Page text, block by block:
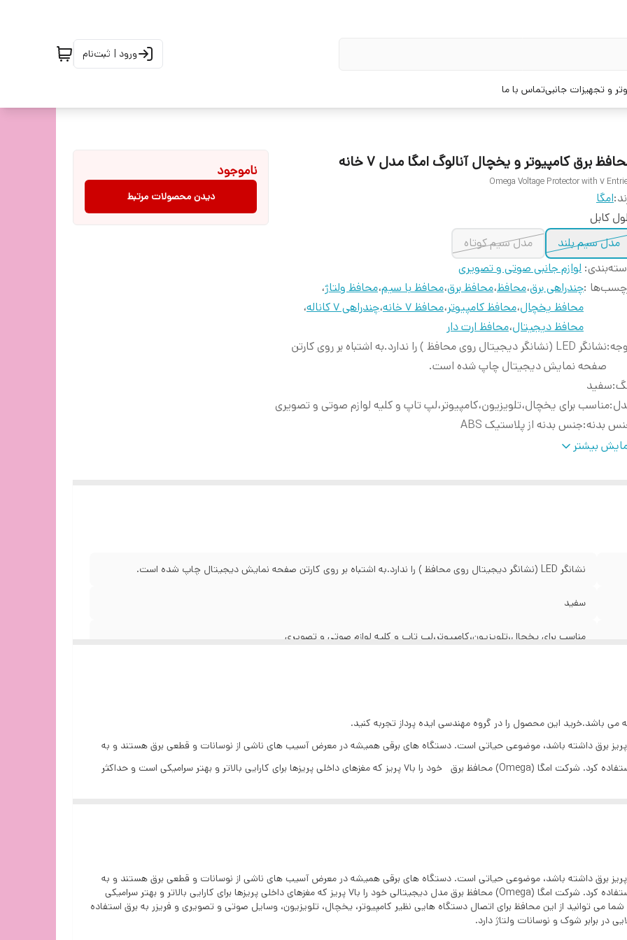
ورود | ثبت‌نام
و تجهیزات جانبیتماس با ما
برق کامپیوتر و یخچال آنالوگ امگا مدل 7 خانه
Omega Voltage Protector with 7
امگا
کابل
مدل سیم بلند
مدل سیم کوتاه
: لوازم جانبی صوتی و تصویری
:چندراهی برق،محافظ،محافظ برق،محافظ با سیم،محافظ ولتاژ،
محافظ یخچال،محافظ کامپیوتر،محافظ 7 خانه ،چندراهی 7 کاناله
،
محافظ دیجیتال،محافظ ارت دار
:
نشانگر LED (نشانگر دیجیتال روی محافظ ) را ندارد.به اشتباه بر روی کارتن
صفحه نمایش دیجیتال چاپ شده است.
:سفید
:مناسب برای یخچال،تلویزیون،کامپیوتر،لپ تاپ و کلیه لوازم صوتی و تصویری
بدنه:جنس بدنه از پلاستیک ABS
پریزها:7 خانه
توضیحات پریز :مغزهای داخلی پریزها برای کارایی بالاتر و بهتر سرامیکی است
سایر قابلیت ها:
بیشتر
ناموجود
دیدن محصولات مرتبط
نشانگر LED (نشانگر دیجیتال روی محافظ ) را ندارد.به اشتباه بر روی کارتن صفحه نمایش دیجیتال چاپ شده است.
سفید
مناسب برای یخچال،تلویزیون،کامپیوتر،لپ تاپ و کلیه لوازم صوتی و تصویری
۲۵۰۰VA
مقاوم در برابر گردوغبار
مغزهای داخلی پریزها برای کارایی بالاتر و بهتر سرامیکی است
برق داشته باشد، موضوعی حیاتی است. دستگاه های برقی همیشه در معرض آسیب های ناشی از نوسانات و قطعی برق هستند و به
همین دلیل باید از یک محافظ مطمئن برای مراقبت از آنها استفاده کرد. شرکت امگا (Omega) محافظ برق خود را با7 پریز که مغزهای داخلی پریزها برای کارایی بالاتر و بهتر سرامیکی است و حداکثر
برق داشته باشد، موضوعی حیاتی است. دستگاه های برقی همیشه در معرض آسیب های ناشی از نوسانات و قطعی برق هستند و به
همین دلیل باید از یک محافظ مطمئن برای مراقبت از آنها استفاده کرد. شرکت امگا (Omega) محافظ برق مدل دیجیتالی خود را با7 پریز که مغزهای داخلی پریزها برای کارایی بالاتر و بهتر سرامیکی
تولید کرده است. شما می توانید از این محافظ برای اتصال دستگاه هایی نظیر کامپیوتر، یخچال، تلویزیون، وسایل صوتی و تصویری و فریزر به برق استفاده
در برابر شوک و نوسانات ولتاژ دارد.